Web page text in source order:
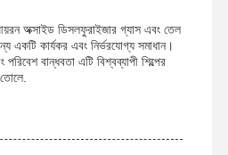
অক্সাইড ডিসলফুরাইজার গ্যাস এবং তেল
একটি কার্যকর এবং নির্ভরযোগ্য সমাধান।
বান্ধবতা এটি বিশ্বব্যাপী শিল্পের